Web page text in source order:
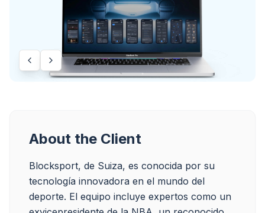
About the Client
Blocksport, de Suiza, es conocida por su
tecnología innovadora en el mundo del
deporte. El equipo incluye expertos como un